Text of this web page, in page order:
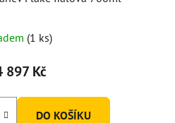
(1 ks)
897 Kč
DO KOŠÍKU